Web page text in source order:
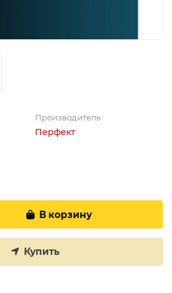
Производитель
Перфект
В корзину
Купить